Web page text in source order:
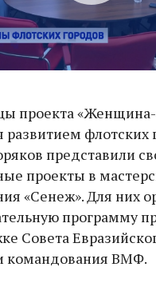
проекта
развитием флотских
представили
проекты в
«Сенеж». Для них
программу
Совета
командования ВМФ.